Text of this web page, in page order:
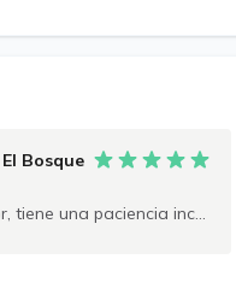
Bosque
amable y se dio todo el tiempo de mundo en resolver mis dudas y en explicarme mi diagnóstico... 10000% recomendado!